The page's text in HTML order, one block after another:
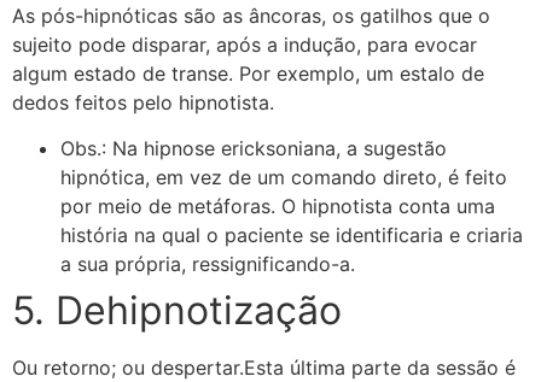
As pós-hipnóticas são as âncoras, os gatilhos que o
sujeito pode disparar, após a indução, para evocar
algum estado de transe. Por exemplo, um estalo de
dedos feitos pelo hipnotista.
Obs.: Na hipnose ericksoniana, a sugestão
hipnótica, em vez de um comando direto, é feito
por meio de metáforas. O hipnotista conta uma
história na qual o paciente se identificaria e criaria
a sua própria, ressignificando-a.
5. Dehipnotização
Ou retorno; ou despertar.Esta última parte da sessão é